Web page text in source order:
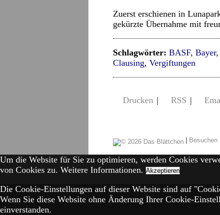
Zuerst erschienen in
gekürzte Übernahme mit
Schlagwörter: BASF, Bayer
Clausing, Vergiftungen
Drucken | RSS |
|
Um die Website für Sie zu optimieren, werden Cookies
von Cookies zu. Weitere Informationen. Akzeptieren
Die Cookie-Einstellungen auf dieser Website sind auf
Wenn Sie diese Website ohne Änderung Ihrer Cookie-
einverstanden.